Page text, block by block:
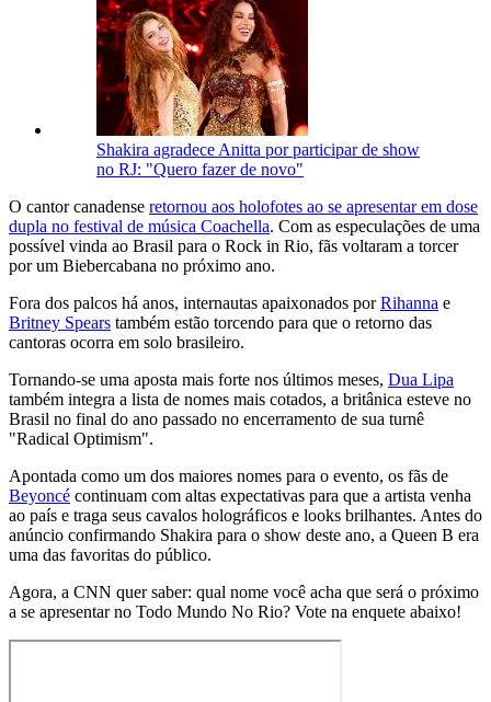
Shakira agradece Anitta por participar de show
no RJ: "Quero fazer de novo"
O cantor canadense retornou aos holofotes ao se apresentar em dose
dupla no festival de música Coachella. Com as especulações de uma
possível vinda ao Brasil para o Rock in Rio, fãs voltaram a torcer
por um Biebercabana no próximo ano.
Fora dos palcos há anos, internautas apaixonados porRihanna e
Britney Spears também estão torcendo para que o retorno das
cantoras ocorra em solo brasileiro.
Tornando-se uma aposta mais forte nos últimos meses, Dua Lipa
também integra a lista de nomes mais cotados, a britânica esteve no
Brasil no final do ano passado no encerramento de sua turnê
"Radical Optimism".
Apontada como um dos maiores nomes para o evento, os fãs de
Beyoncé continuam com altas expectativas para que a artista venha
ao país e traga seus cavalos holográficos e looks brilhantes. Antes do
anúncio confirmando Shakira para o show deste ano, a Queen B era
uma das favoritas do público.
Agora, a CNN quer saber: qual nome você acha que será o próximo
a se apresentar no Todo Mundo No Rio? Vote na enquete abaixo!